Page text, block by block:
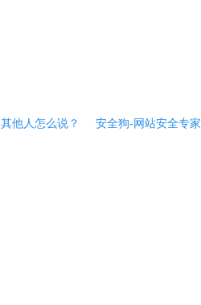
其他人怎么说？ 安全狗-网站安全专家